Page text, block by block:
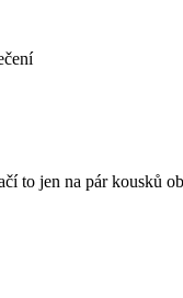
to jen na pár kousků